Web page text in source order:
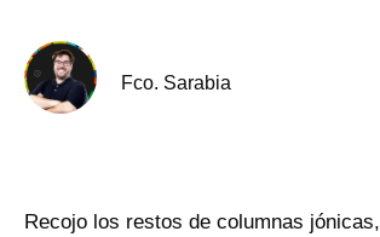
Fco. Sarabia
Recojo los restos de columnas jónicas,